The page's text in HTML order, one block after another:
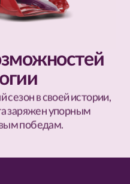
в своей истории,
заряжен упорным
победам.